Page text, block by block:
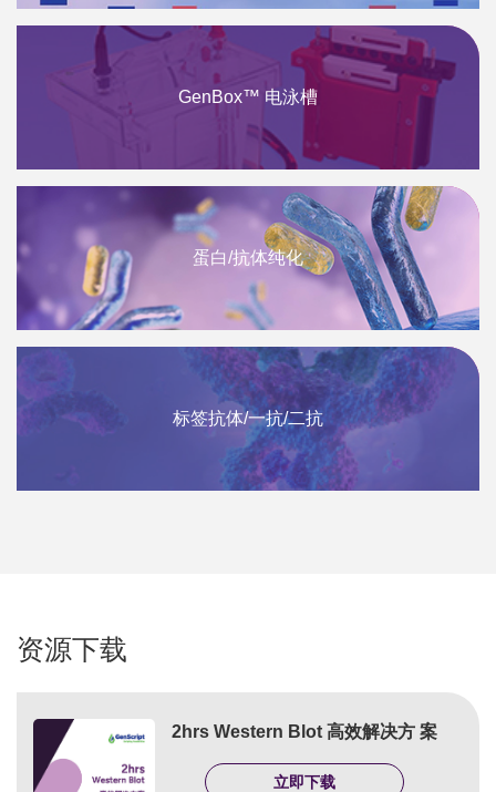
GenBox™ 电泳槽
蛋白/抗体纯化
标签抗体/一抗/二抗
资源下载
2hrs Western Blot 高效解决方 案
立即下载